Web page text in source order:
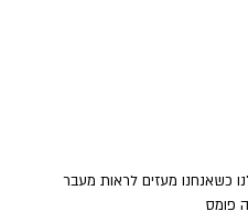
כשאנחנו מעזים לראות מעבר
פומס